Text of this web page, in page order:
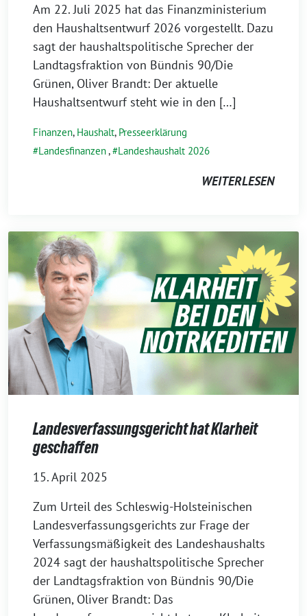
Am 22. Juli 2025 hat das Finanzministerium
den Haushaltsentwurf 2026 vorgestellt. Dazu
sagt der haushaltspolitische Sprecher der
Landtagsfraktion von Bündnis 90/Die
Grünen, Oliver Brandt: Der aktuelle
Haushaltsentwurf steht wie in den […]
Finanzen, Haushalt, Presseerklärung
Landesfinanzen, Landeshaushalt 2026
WEITERLESEN
Landesverfassungsgericht hat Klarheit
geschaffen
15. April 2025
Zum Urteil des Schleswig-Holsteinischen
Landesverfassungsgerichts zur Frage der
Verfassungsmäßigkeit des Landeshaushalts
2024 sagt der haushaltspolitische Sprecher
der Landtagsfraktion von Bündnis 90/Die
Grünen, Oliver Brandt: Das